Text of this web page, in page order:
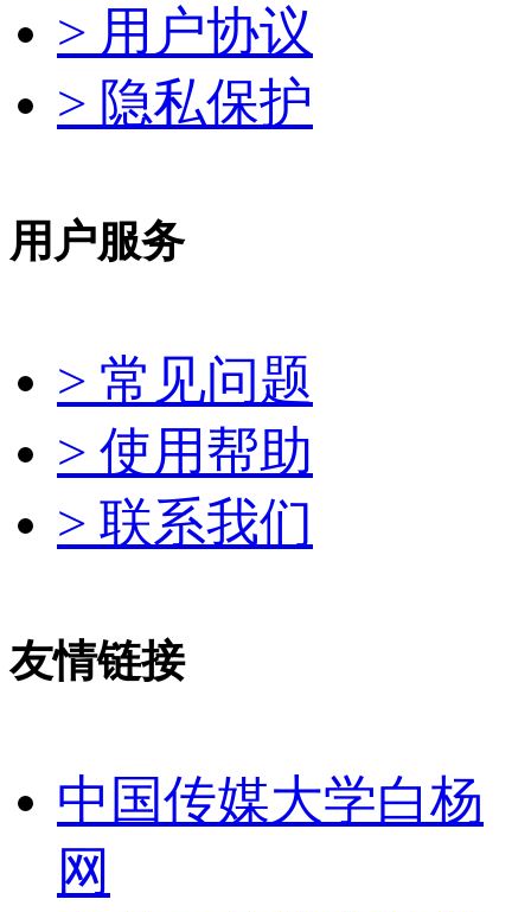
> 用户协议
> 隐私保护
用户服务
> 常见问题
> 使用帮助
> 联系我们
友情链接
中国传媒大学白杨
网